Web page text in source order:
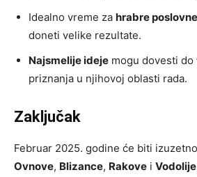
Idealno vreme za hrabre
doneti velike rezultate.
Najsmelije ideje mogu dovesti do
priznanja u njihovoj oblasti rada.
Zaključak
Februar 2025. godine će biti
Ovnove, Blizance, Rakove i Vodolije